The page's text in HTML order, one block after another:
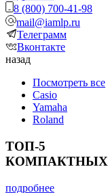
8 (800) 700-41-98
mail@iamlp.ru
Телеграмм
Вконтакте
назад
Посмотреть все
Casio
Yamaha
Roland
ТОП-5
КОМПАКТНЫХ
подробнее